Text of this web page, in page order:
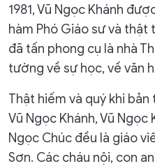
1981, Vũ Ngọc Khánh
hàm Phó Giáo sư và
đã tấn phong cụ là nhà
tường về sự học, về văn
Thật hiếm và quý khi
Vũ Ngọc Khánh, Vũ Ngọc
Ngọc Chúc đều là giáo
Sơn. Các cháu nội, con